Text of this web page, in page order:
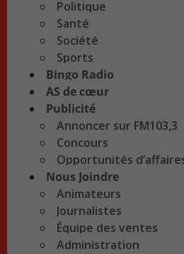
Politique
Santé
Société
Sports
Bingo Radio
AS de cœur
Publicité
Annoncer sur FM103,3
Concours
Opportunités
Nous Joindre
Animateurs
Journalistes
Équipe des ventes
Administration